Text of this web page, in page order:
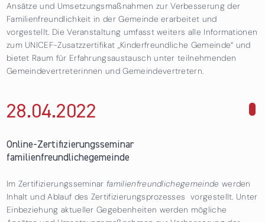
Ansätze und Umsetzungsmaßnahmen zur Verbesserung der
Familienfreundlichkeit in der Gemeinde erarbeitet und
vorgestellt. Die Veranstaltung umfasst weiters alle Informationen
zum UNICEF-Zusatzzertifikat „Kinderfreundliche Gemeinde“ und
bietet Raum für Erfahrungsaustausch unter teilnehmenden
Gemeindevertreterinnen und Gemeindevertretern.
28.04.2022
Online-Zertifizierungsseminar
familienfreundlichegemeinde
Im Zertifizierungsseminar familienfreundlichegemeinde werden
Inhalt und Ablauf des Zertifizierungsprozesses vorgestellt. Unter
Einbeziehung aktueller Gegebenheiten werden mögliche